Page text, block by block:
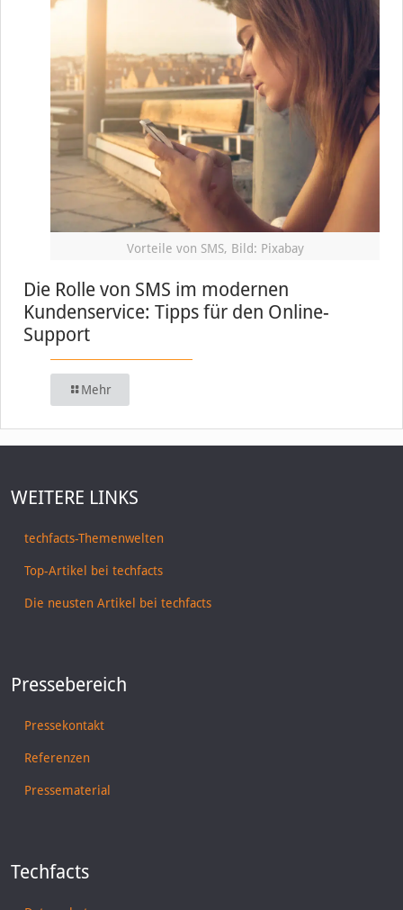
Vorteile von SMS, Bild: Pixabay
Die Rolle von SMS im modernen
Kundenservice: Tipps für den Online-
Support
Mehr
WEITERE LINKS
techfacts-Themenwelten
Top-Artikel bei techfacts
Die neusten Artikel bei techfacts
Pressebereich
Pressekontakt
Referenzen
Pressematerial
Techfacts